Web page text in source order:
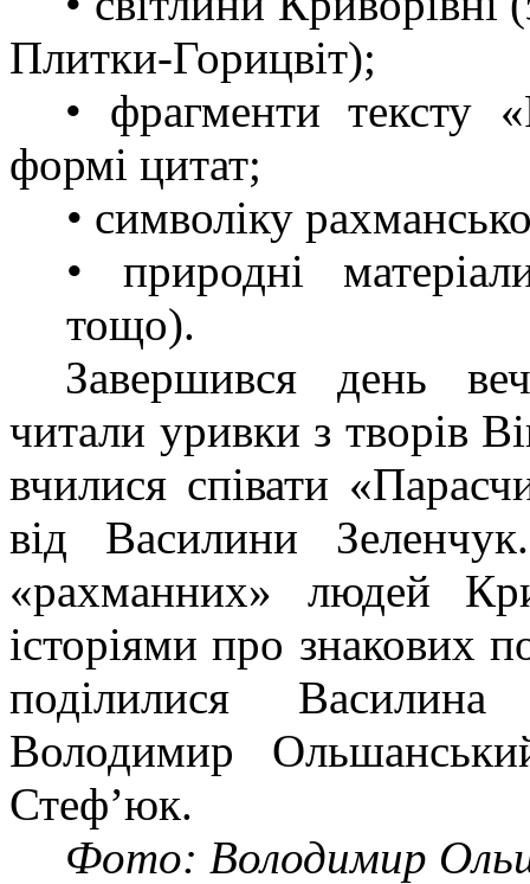
Плитки-Горицвіт);
• фрагменти тексту
формі цитат;
• символіку
• природні
тощо).
Завершився день
читали уривки з творів
вчилися співати
від Василини
«рахманних» людей
історіями про знакових
поділилися
Володимир
Стеф’юк.
Фото: Володимир